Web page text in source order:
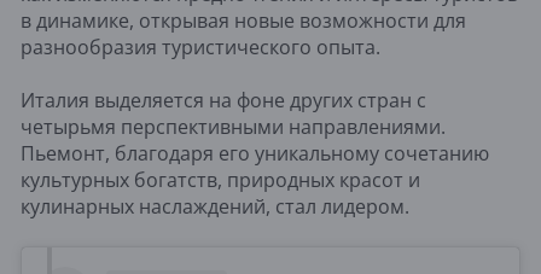
в динамике, открывая новые возможности для
разнообразия туристического опыта.
Италия выделяется на фоне других стран с
четырьмя перспективными направлениями.
Пьемонт, благодаря его уникальному сочетанию
культурных богатств, природных красот и
кулинарных наслаждений, стал лидером.